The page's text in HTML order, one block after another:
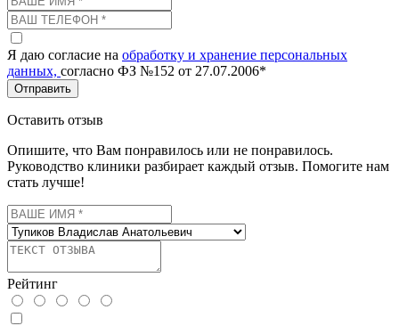
Я даю согласие на обработку и хранение персональных
данных, согласно ФЗ №152 от 27.07.2006*
Отправить
Оставить отзыв
Опишите, что Вам понравилось или не понравилось.
Руководство клиники разбирает каждый отзыв. Помогите нам
стать лучше!
Рейтинг